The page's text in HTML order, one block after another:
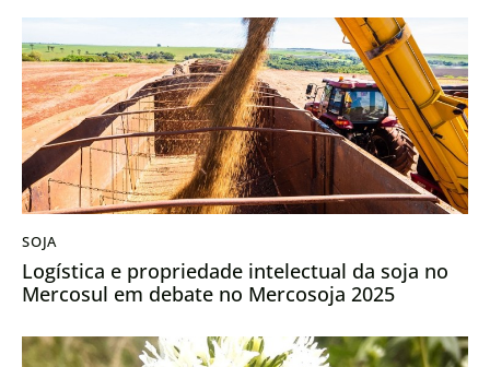
SOJA
Logística e propriedade intelectual da soja no
Mercosul em debate no Mercosoja 2025